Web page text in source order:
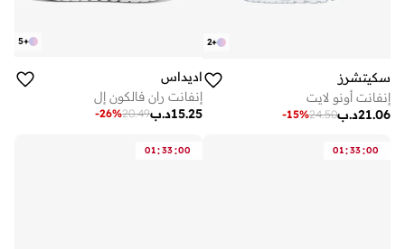
+
2
سكيتشرز
إنفانت أونو لايت
د.ب21.06
24.50
-15%
+
5
اديداس
إنفانت ران فالكون إل
د.ب15.25
20.49
-26%
01:33:00
01:33:00